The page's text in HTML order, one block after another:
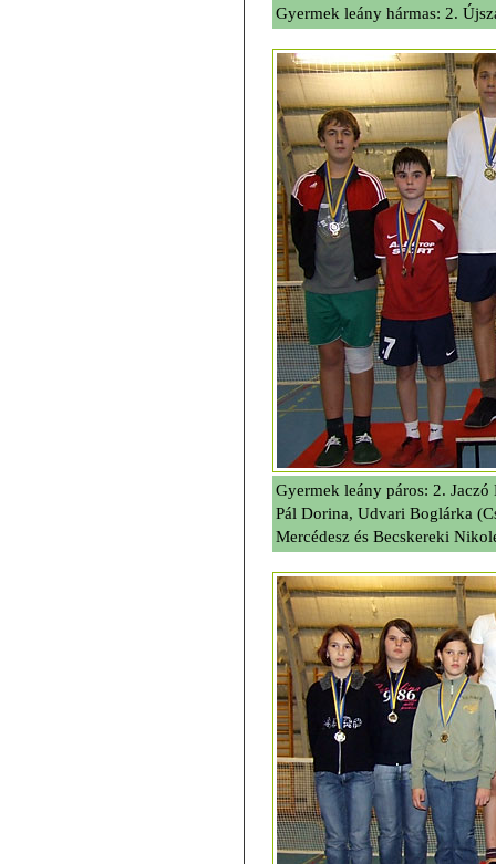
Gyermek leány hármas: 2.
Gyermek leány páros: 2.
Pál Dorina, Udvari Boglárka
Mercédesz és Becskereki